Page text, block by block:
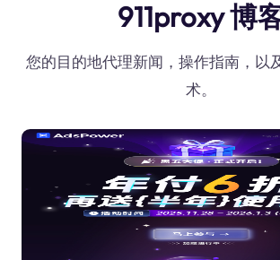
911proxy 博
您的目的地代理新闻，操作指南，以
术。